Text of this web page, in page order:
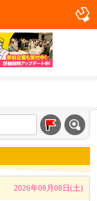
2026年08月08日(土)